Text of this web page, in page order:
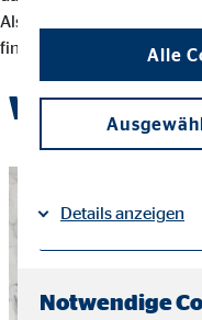
Als OVB-Berater*in
finanziellen
Werde Teil
Alle
Details anzeigen
Notwendige